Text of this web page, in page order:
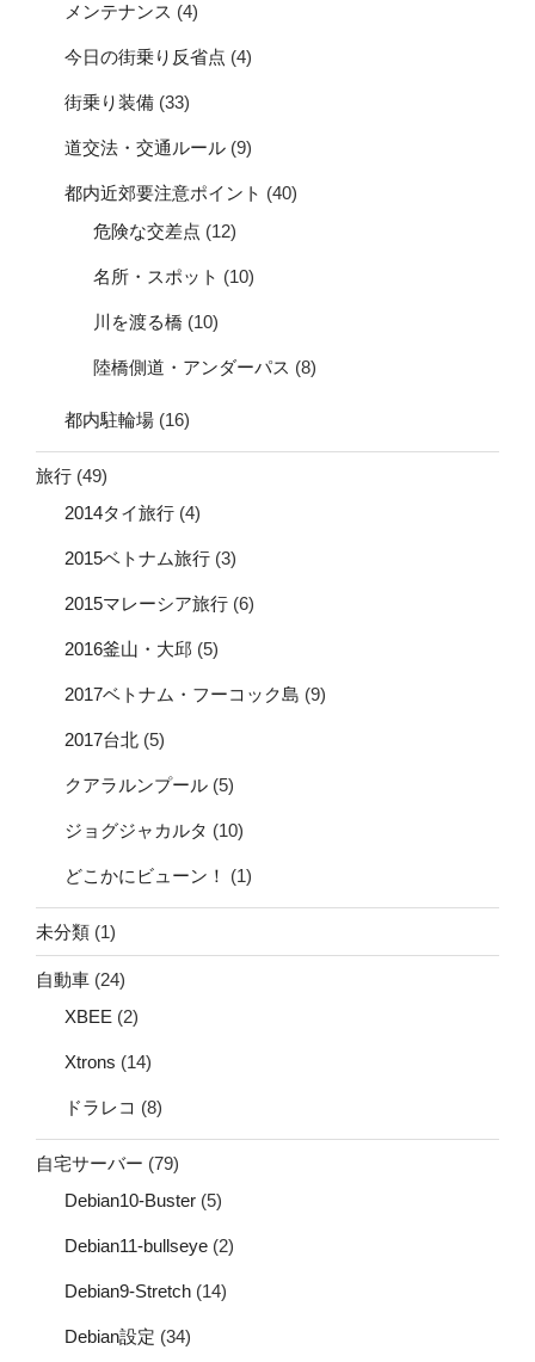
メンテナンス (4)
今日の街乗り反省点 (4)
街乗り装備 (33)
道交法・交通ルール (9)
都内近郊要注意ポイント (40)
危険な交差点 (12)
名所・スポット (10)
川を渡る橋 (10)
陸橋側道・アンダーパス (8)
都内駐輪場 (16)
旅行 (49)
2014タイ旅行 (4)
2015ベトナム旅行 (3)
2015マレーシア旅行 (6)
2016釜山・大邱 (5)
2017ベトナム・フーコック島 (9)
2017台北 (5)
クアラルンプール (5)
ジョグジャカルタ (10)
どこかにビューン！ (1)
未分類 (1)
自動車 (24)
XBEE (2)
Xtrons (14)
ドラレコ (8)
自宅サーバー (79)
Debian10-Buster (5)
Debian11-bullseye (2)
Debian9-Stretch (14)
Debian設定 (34)